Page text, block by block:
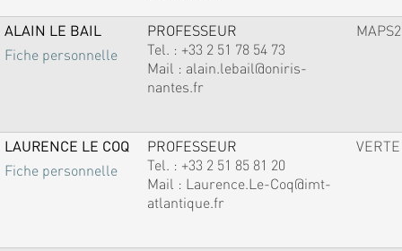
ALAIN LE BAIL
Fiche personnelle
PROFESSEUR
Tel. : +33 2 51 78 54 73
Mail : alain.lebail@oniris-
nantes.fr
MAPS2
LAURENCE LE COQ
Fiche personnelle
PROFESSEUR
Tel. : +33 2 51 85 81 20
Mail : Laurence.Le-Coq@imt-
atlantique.fr
VERTE